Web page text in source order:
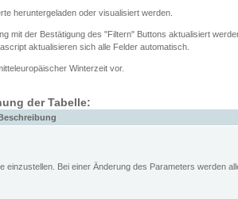
heruntergeladen oder visualisiert werden.
mit der Bestätigung des "Filtern" Buttons aktualisiert
aktualisieren sich alle Felder automatisch.
Winterzeit vor.
der Tabelle:
Bei einer Änderung des Parameters werden